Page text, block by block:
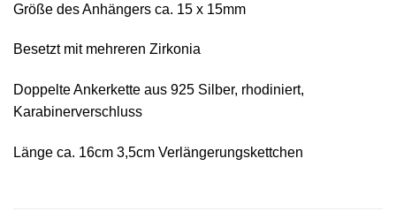
Größe des Anhängers ca. 15 x 15mm
Besetzt mit mehreren Zirkonia
Doppelte Ankerkette aus 925 Silber, rhodiniert,
Karabinerverschluss
Länge ca. 16cm 3,5cm Verlängerungskettchen